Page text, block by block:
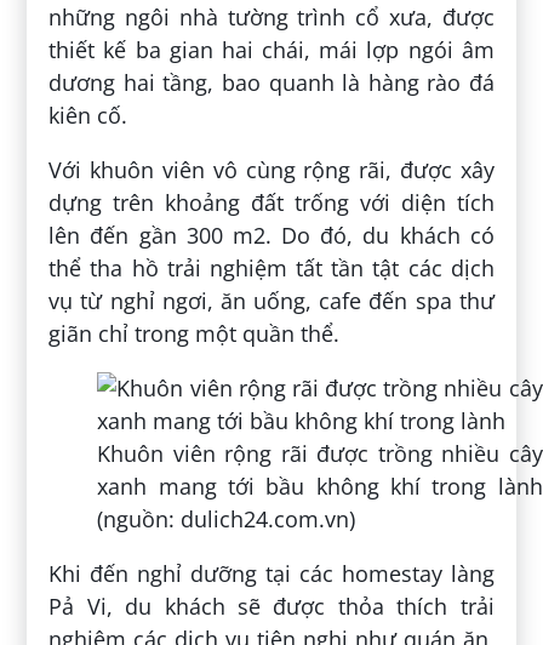
chuẩn bị. Đa số đều là các món đặc sản
của vùng cao nguyên đá Hà Giang.
Các món ăn độc đáo và đầy ấn tượng hớp
hồn du khách mỗi khi ghé thăm làng văn
hóa Pả Vi Hà Giang (nguồn:
vietsensetravel.com)
Phải kể tới như xôi ngũ sắc, rêu nướng,
cháo ấu tẩu, bánh lưng gù, thịt trâu gác
bếp,… tất cả đều vô cùng hấp dẫn, khiến du
khách không khỏi ấn tượng. Đặc biệt với
cách chế biến độc đáo, thắng cố là món ăn
mà du khách nhất định phải thử khi ghé
Ngoài ra, các món đặc sản khác như cơm
lam, bánh chưng gù hay bánh tam giác